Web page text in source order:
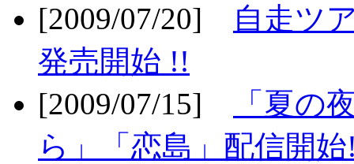
[2009/07/20]
自走ツ
発売開始 !!
[2009/07/15]
「夏の
ら」「恋島」配信開